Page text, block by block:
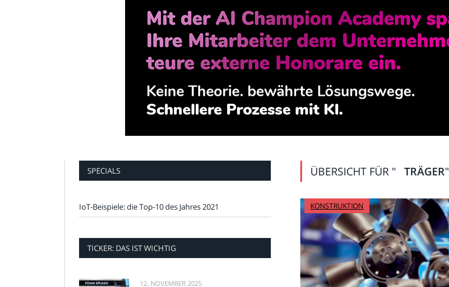
ÜBERSICHT FÜR " TRÄGER"
KONSTRUKTION
SPECIALS
IoT-Beispiele: die Top-10 des Jahres 2021
TICKER: DAS IST WICHTIG
12. NOVEMBER 2025